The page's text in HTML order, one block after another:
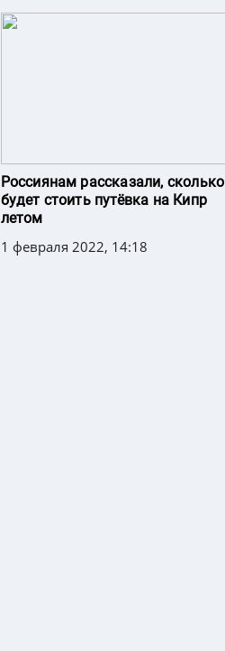
Россиянам рассказали, сколько
будет стоить путёвка на Кипр
летом
1 февраля 2022, 14:18